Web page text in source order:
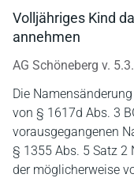
Volljähriges Kind
annehmen
AG Schöneberg v.
Die
von § 1617d Abs. 3
vorausgegangenen
§ 1355 Abs. 5 Satz 2
der möglicherweise